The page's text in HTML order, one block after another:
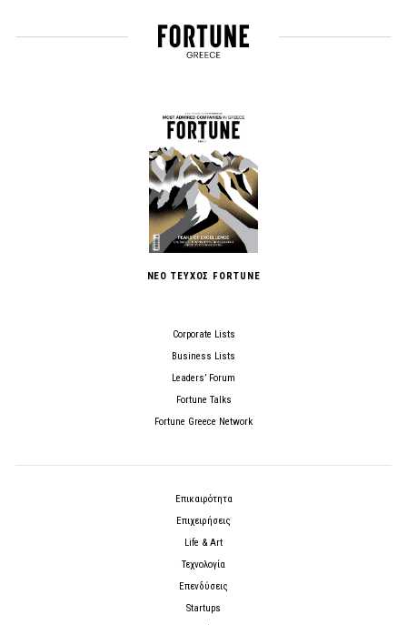
ΝΕΟ ΤΕΥΧΟΣ FORTUNE
Corporate Lists
Business Lists
Leaders’ Forum
Fortune Talks
Fortune Greece Network
Επικαιρότητα
Επιχειρήσεις
Life & Art
Τεχνολογία
Επενδύσεις
Startups